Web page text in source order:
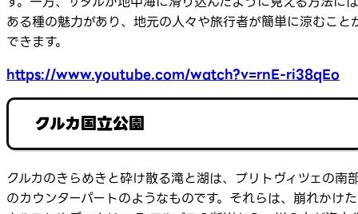
ある種の魅力があり、地元の人々や旅行者が簡単に涼むこと
できます。
https://www.youtube.com/watch?v=rnE-ri38qEo
クルカ国立公園
クルカのきらめきと砕け散る滝と湖は、プリトヴィツェの南
のカウンターパートのようなものです。それらは、崩れかけた